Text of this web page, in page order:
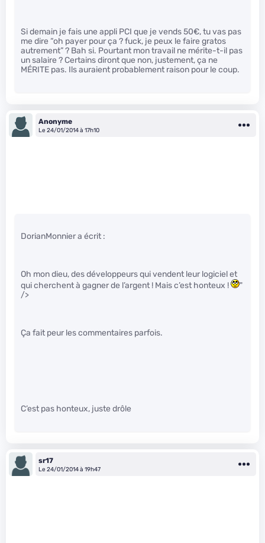
Si demain je fais une appli PCI que je vends 50€, tu vas pas
me dire “oh payer pour ça ? fuck, je peux le faire gratos
autrement” ? Bah si. Pourtant mon travail ne mérite-t-il pas
un salaire ? Certains diront que non, justement, ça ne
MÉRITE pas. Ils auraient probablement raison pour le coup.
Anonyme
Le 24/01/2014 à 17h10
DorianMonnier a écrit :
Oh mon dieu, des développeurs qui vendent leur logiciel et
qui cherchent à gagner de l’argent ! Mais c’est honteux !
"
/>
Ça fait peur les commentaires parfois.
C’est pas honteux, juste drôle
sr17
Le 24/01/2014 à 19h47